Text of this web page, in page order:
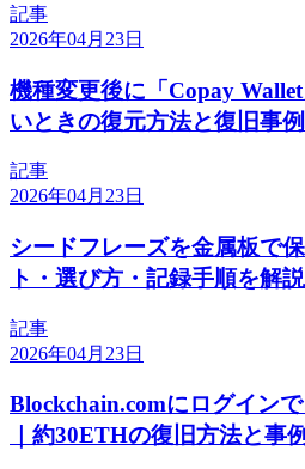
記事
2026年04月23日
機種変更後に「Copay
いときの復元方法と復旧事
記事
2026年04月23日
シードフレーズを金属板で
ト・選び方・記録手順を解説
記事
2026年04月23日
Blockchain.comにログイン
｜約30ETHの復旧方法と事